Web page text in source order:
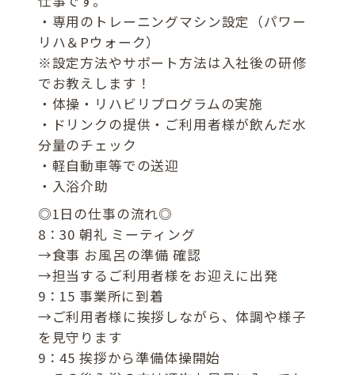
・専用のトレーニングマシン設定（パワー
リハ＆Pウォーク）
※設定方法やサポート方法は入社後の研修
でお教えします！
・体操・リハビリプログラムの実施
・ドリンクの提供・ご利用者様が飲んだ水
分量のチェック
・軽自動車等での送迎
・入浴介助
◎1日の仕事の流れ◎
8：30 朝礼 ミーティング
→食事 お風呂の準備 確認
→担当するご利用者様をお迎えに出発
9：15 事業所に到着
→ご利用者様に挨拶しながら、体調や様子
を見守ります
9：45 挨拶から準備体操開始